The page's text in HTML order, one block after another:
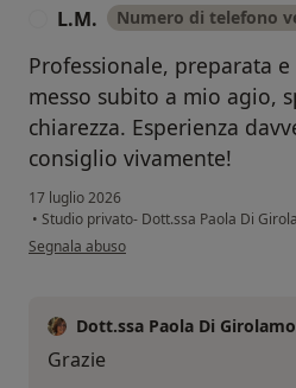
L.M. Numero di telefono
Professionale, preparata
messo subito a mio agio,
chiarezza. Esperienza
consiglio vivamente!
17 luglio 2026
• Studio privato- Dott.ssa Paola Di
secondo l'opinione dell'utente L.M.
Segnala abuso
Dott.ssa Paola Di Girolamo
Grazie